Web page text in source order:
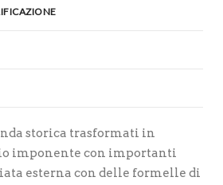
storica trasformati in
imponente con importanti
esterna con delle formelle di